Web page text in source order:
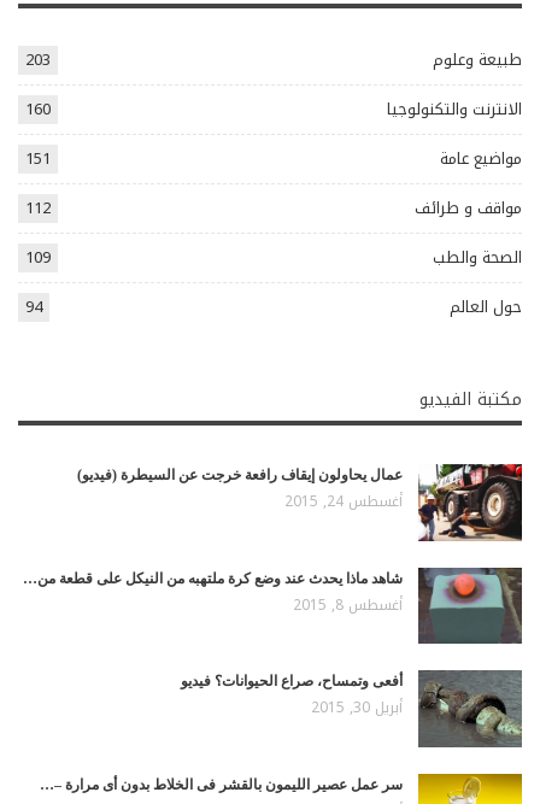
طبيعة وعلوم
203
الانترنت والتكنولوجيا
160
مواضيع عامة
151
مواقف و طرائف
112
الصحة والطب
109
حول العالم
94
مكتبة الفيديو
عمال يحاولون إيقاف رافعة خرجت عن السيطرة (فيديو)
أغسطس 24, 2015
شاهد ماذا يحدث عند وضع كرة ملتهبه من النيكل على قطعة من…
أغسطس 8, 2015
أفعى وتمساح، صراع الحيوانات؟ فيديو
أبريل 30, 2015
سر عمل عصير الليمون بالقشر فى الخلاط بدون أى مرارة –…